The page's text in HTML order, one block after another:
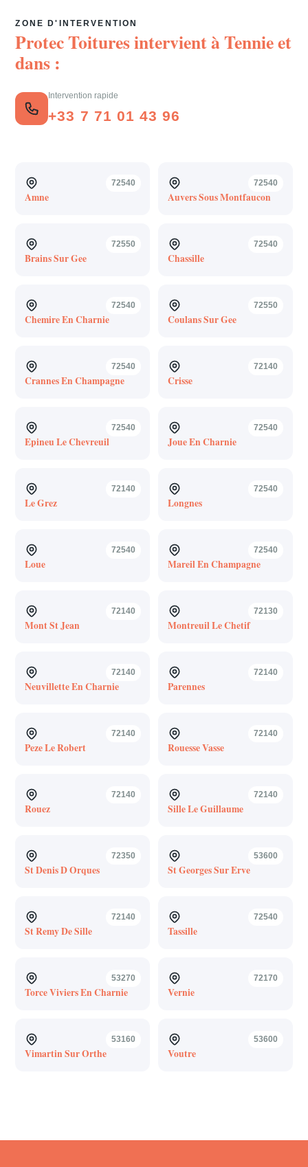
ZONE D'INTERVENTION
Protec Toitures intervient àTennieet
dans :
Intervention rapide
+33 7 71 01 43 96
72540
Amne
72540
Auvers Sous Montfaucon
72550
Brains Sur Gee
72540
Chassille
72540
Chemire En Charnie
72550
Coulans Sur Gee
72540
Crannes En Champagne
72140
Crisse
72540
Epineu Le Chevreuil
72540
Joue En Charnie
72140
Le Grez
72540
Longnes
72540
Loue
72540
Mareil En Champagne
72140
Mont St Jean
72130
Montreuil Le Chetif
72140
Neuvillette En Charnie
72140
Parennes
72140
Peze Le Robert
72140
Rouesse Vasse
72140
Rouez
72140
Sille Le Guillaume
72350
St Denis D Orques
53600
St Georges Sur Erve
72140
St Remy De Sille
72540
Tassille
53270
Torce Viviers En Charnie
72170
Vernie
53160
Vimartin Sur Orthe
53600
Voutre